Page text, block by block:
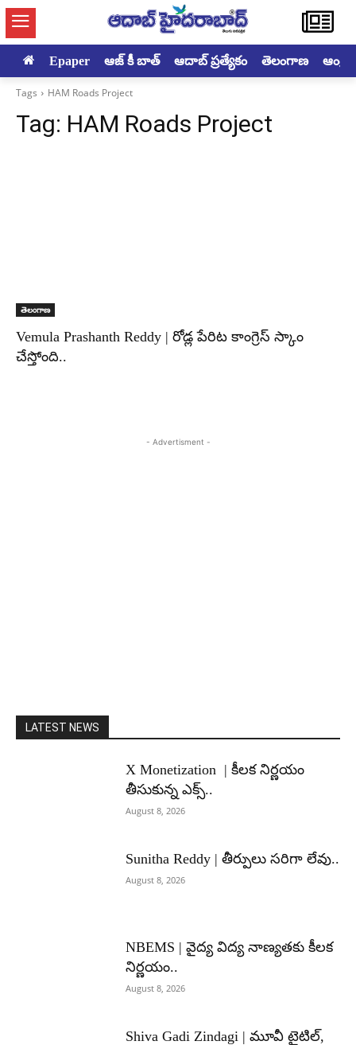
Epaper ఆజ్ కీ బాత్ ఆదాబ్ ప్రత్యేకం తెలంగాణ
Tags HAM Roads Project
Tag: HAM Roads Project
తెలంగాణ
Vemula Prashanth Reddy | రోడ్ల పేరిట కాంగ్రెస్ స్కాం
చేస్తోంది..
- Advertisment -
LATEST NEWS
X Monetization | కీలక నిర్ణయం
తీసుకున్న ఎక్స్..
August 8, 2026
Sunitha Reddy | తీర్పులు సరిగా లేవు..
August 8, 2026
NBEMS | వైద్య విద్య నాణ్యతకు కీలక
నిర్ణయం..
August 8, 2026
Shiva Gadi Zindagi | మూవీ టైటిల్,